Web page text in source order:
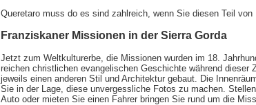
Queretaro muss do es sind zahlreich, wenn Sie diesen Teil von
Franziskaner Missionen in der Sierra Gorda
Jetzt zum Weltkulturerbe, die Missionen wurden im 18.
reichen christlichen evangelischen Geschichte während dieser
jeweils einen anderen Stil und Architektur gebaut. Die
Sie in der Lage, diese unvergessliche Fotos zu machen.
Auto oder mieten Sie einen Fahrer bringen Sie rund um die